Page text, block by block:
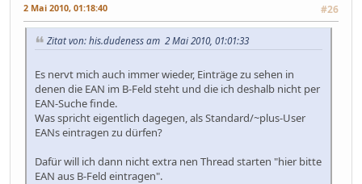
2 Mai 2010, 01:18:40 #26
Zitat von: his.dudeness am 2 Mai 2010, 01:01:33
Es nervt mich auch immer wieder, Einträge zu sehen in
denen die EAN im B-Feld steht und die ich deshalb nicht per
EAN-Suche finde.
Was spricht eigentlich dagegen, als Standard/~plus-User
EANs eintragen zu dürfen?
Dafür will ich dann nicht extra nen Thread starten "hier bitte
EAN aus B-Feld eintragen".